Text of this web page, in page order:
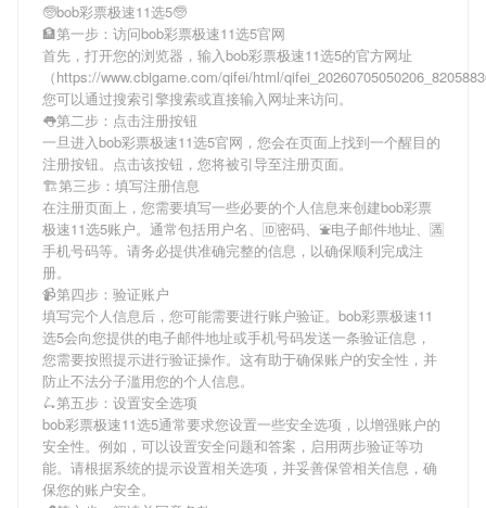
🧓bob彩票极速11选5🧓
🏦第一步：访问bob彩票极速11选5官网
首先，打开您的浏览器，输入bob彩票极速11选5的官方网址
（https://www.cbigame.com/qifei/html/
您可以通过搜索引擎搜索或直接输入网址来访问。
👅第二步：点击注册按钮
一旦进入bob彩票极速11选5官网，您会在页面上找到一个醒目的
注册按钮。点击该按钮，您将被引导至注册页面。
🏗第三步：填写注册信息
在注册页面上，您需要填写一些必要的个人信息来创建bob彩票
极速11选5账户。通常包括用户名、🆔密码、⛲电子邮件地址、🈵
手机号码等。请务必提供准确完整的信息，以确保顺利完成注
册。
📹第四步：验证账户
填写完个人信息后，您可能需要进行账户验证。bob彩票极速11
选5会向您提供的电子邮件地址或手机号码发送一条验证信息，
您需要按照提示进行验证操作。这有助于确保账户的安全性，并
防止不法分子滥用您的个人信息。
🛴第五步：设置安全选项
bob彩票极速11选5通常要求您设置一些安全选项，以增强账户的
安全性。例如，可以设置安全问题和答案，启用两步验证等功
能。请根据系统的提示设置相关选项，并妥善保管相关信息，确
保您的账户安全。